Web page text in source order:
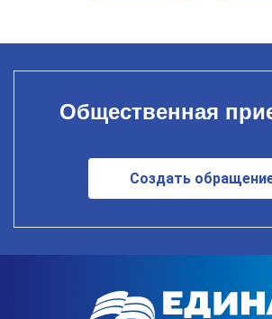
Общественная
Создать